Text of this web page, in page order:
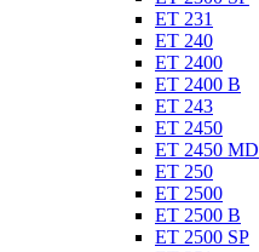
ET 231
ET 240
ET 2400
ET 2400 B
ET 243
ET 2450
ET 2450 MD
ET 250
ET 2500
ET 2500 B
ET 2500 SP